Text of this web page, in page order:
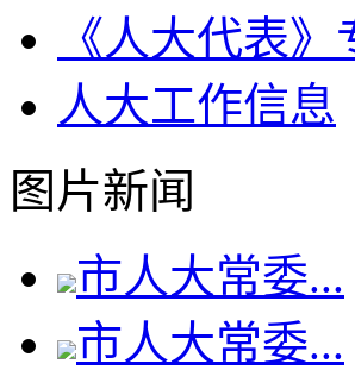
《人大代表》
人大工作信息
图片新闻
市人大常委...
市人大常委...